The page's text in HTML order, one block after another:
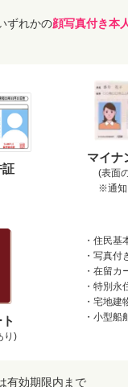
ずれかの顔写真付き本
証
マイナ
(表面
※通知
り)
・住民基
・写真付
・在留カ
・特別永
・宅地建
・小型船
有効期限内まで